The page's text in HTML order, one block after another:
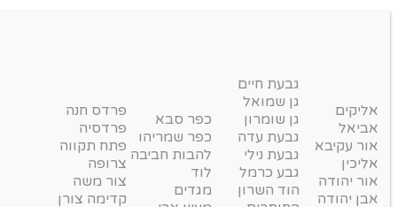
אליקים
אביאל
אור עקיבא
אליכין
אור יהודה
אבן יהודה
גבעת חיים
גן שמואל
גן שומרון
גבעת עדה
גבעת נילי
גבע כרמל
הוד השרון
כפר סבא
כפר שמריהו
להבות חביבה
לוד
מגדים
פרדס חנה
פרדסיה
פתח תקווה
צרופה
צור משה
קדימה צורן